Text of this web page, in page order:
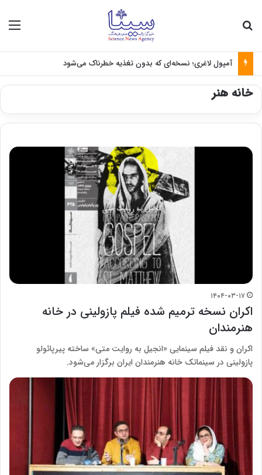
آمپول لاغری؛ نسخه‌ای که بدون تغذیه خطرناک می‌شود
خانه هنر
۱۴۰۴-۰۳-۱۷
اکران نسخه ترمیم شده فیلم پازولینی در خانه
هنرمندان
اکران و نقد فیلم سینمایی «انجیل به روایت متی» ساخته پیرپائولو
پازولینی در سینماتک خانه هنرمندان ایران برگزار می‌شود.